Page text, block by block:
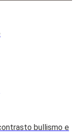
bullismo e